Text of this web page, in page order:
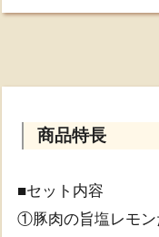
商品特長
■セット内容
①豚肉の旨塩レモ